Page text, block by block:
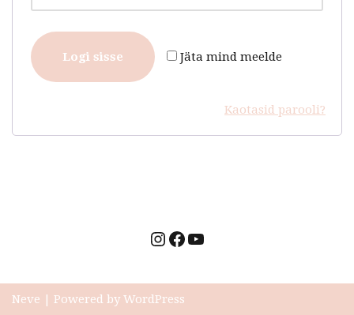
Jäta mind meelde
Logi sisse
Kaotasid parooli?
Neve | Powered by WordPress